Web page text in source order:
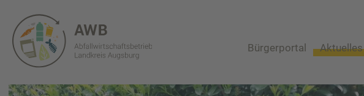
Bürgerportal Aktuelles